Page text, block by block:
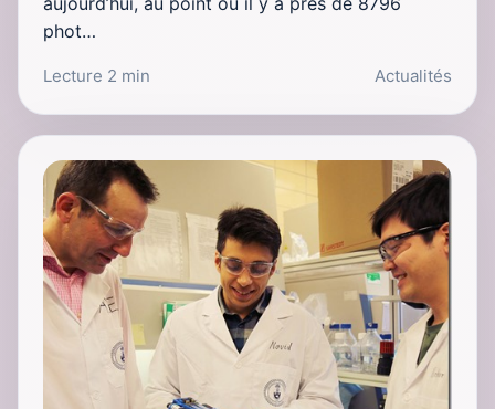
phot…
Lecture 2 min Actualités